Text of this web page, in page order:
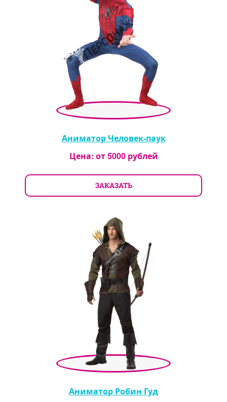
Аниматор Человек-паук
Цена: от5000рублей
ЗАКАЗАТЬ
Аниматор Робин Гуд